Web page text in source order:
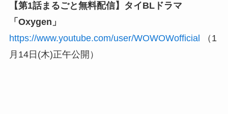
【第1話まるごと無料配信】タイBLドラマ
「Oxygen」
https://www.youtube.com/user/WOWOWofficial
（1
⽉14⽇(木)正午公開）